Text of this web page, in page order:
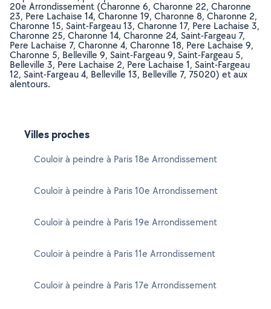
20e Arrondissement (Charonne 6, Charonne 22, Charonne
23, Pere Lachaise 14, Charonne 19, Charonne 8, Charonne 2,
Charonne 15, Saint-Fargeau 13, Charonne 17, Pere Lachaise 3,
Charonne 25, Charonne 14, Charonne 24, Saint-Fargeau 7,
Pere Lachaise 7, Charonne 4, Charonne 18, Pere Lachaise 9,
Charonne 5, Belleville 9, Saint-Fargeau 9, Saint-Fargeau 5,
Belleville 3, Pere Lachaise 2, Pere Lachaise 1, Saint-Fargeau
12, Saint-Fargeau 4, Belleville 13, Belleville 7, 75020) et aux
alentours.
Villes proches
Couloir à peindre à Paris 18e Arrondissement
Couloir à peindre à Paris 10e Arrondissement
Couloir à peindre à Paris 19e Arrondissement
Couloir à peindre à Paris 11e Arrondissement
Couloir à peindre à Paris 17e Arrondissement